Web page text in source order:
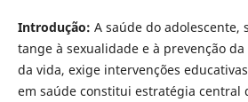
Introdução: A saúde do adolescente,
tange à sexualidade e à prevenção
da vida, exige intervenções
em saúde constitui estratégia central